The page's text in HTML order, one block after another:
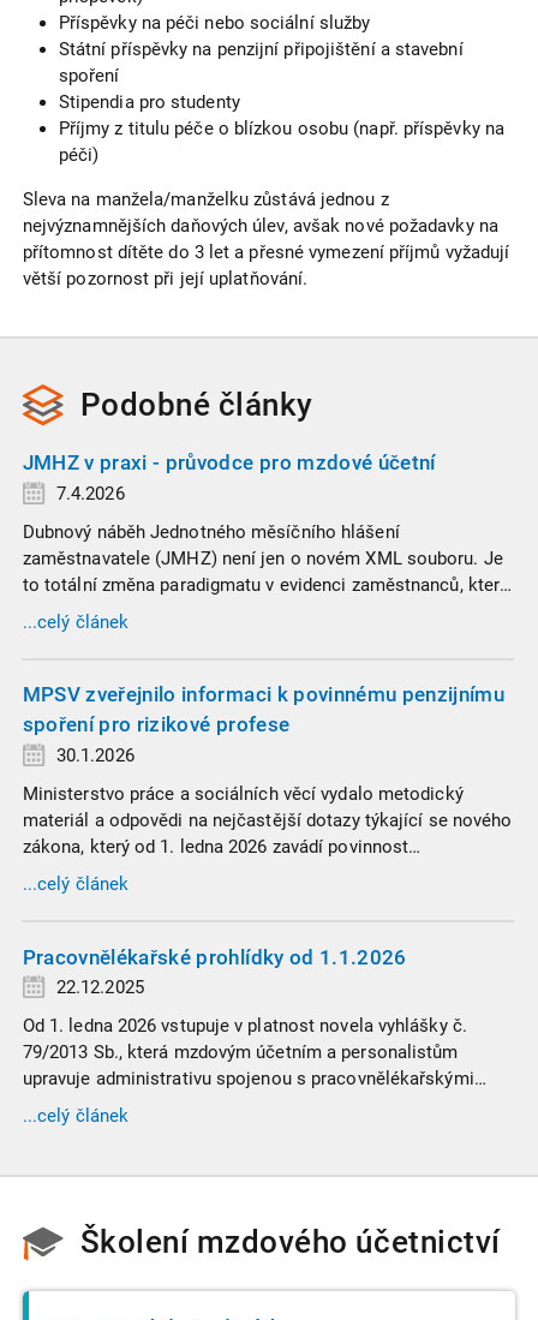
Příspěvky na péči nebo sociální služby
Státní příspěvky na penzijní připojištění a stavební
spoření
Stipendia pro studenty
Příjmy z titulu péče o blízkou osobu (např. příspěvky na
péči)
Sleva na manžela/manželku zůstává jednou z
nejvýznamnějších daňových úlev, avšak nové požadavky na
přítomnost dítěte do 3 let a přesné vymezení příjmů vyžadují
větší pozornost při její uplatňování.
Podobné články
JMHZ v praxi - průvodce pro mzdové účetní
7.4.2026
Dubnový náběh Jednotného měsíčního hlášení
zaměstnavatele (JMHZ) není jen o novém XML souboru. Je
to totální změna paradigmatu v evidenci zaměstnanců, která
propojuje sociální správu, finanční úřady a úřady práce do
jednoho nekompromisního celku
...celý článek
MPSV zveřejnilo informaci k povinnému penzijnímu
spoření pro rizikové profese
30.1.2026
Ministerstvo práce a sociálních věcí vydalo metodický
materiál a odpovědi na nejčastější dotazy týkající se nového
zákona, který od 1. ledna 2026 zavádí povinnost
zaměstnavatelů přispívat na spoření na stáří zaměstnancům
v náročných profesích.
...celý článek
Pracovnělékařské prohlídky od 1.1.2026
22.12.2025
Od 1. ledna 2026 vstupuje v platnost novela vyhlášky č.
79/2013 Sb., která mzdovým účetním a personalistům
upravuje administrativu spojenou s pracovnělékařskými
prohlídkami. Vybrali jsme tři zásadní změny, které ovlivní
vaši každodenní praxi, a stručný přehled ostatních novinek.
...celý článek
Školení mzdového účetnictví